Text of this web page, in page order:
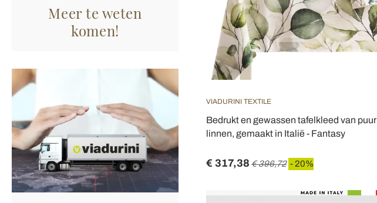
Meer te weten
komen!
VIADURINI TEXTILE
Bedrukt en gewassen tafelkleed van puur
linnen, gemaakt in Italië - Fantasy
€ 317,38 € 396,72 - 20%